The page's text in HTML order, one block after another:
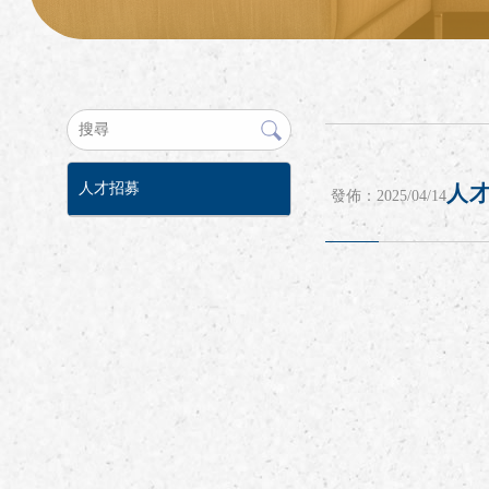
人才招募 人
發佈：2025/04/14